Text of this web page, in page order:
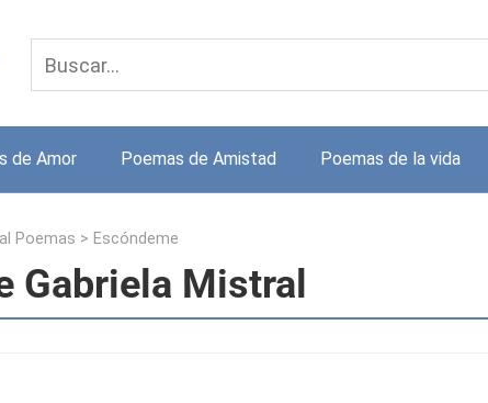
de Amor Poemas de Amistad Poemas de la vida
Poemas > Escóndeme
Gabriela Mistral